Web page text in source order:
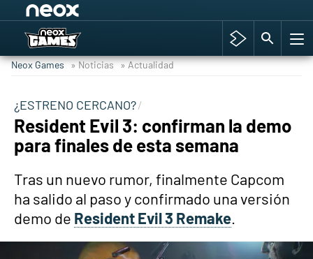
Hyrule Warriors: La Era del Cataclismo
Cyberpunk 2077
Hyrule Warriors
Neox Games » Noticias » Actualidad
¿ESTRENO CERCANO?
Resident Evil 3: confirman la demo
para finales de esta semana
Tras un nuevo rumor, finalmente Capcom
ha salido al paso y confirmado una versión
demo de Resident Evil 3 Remake